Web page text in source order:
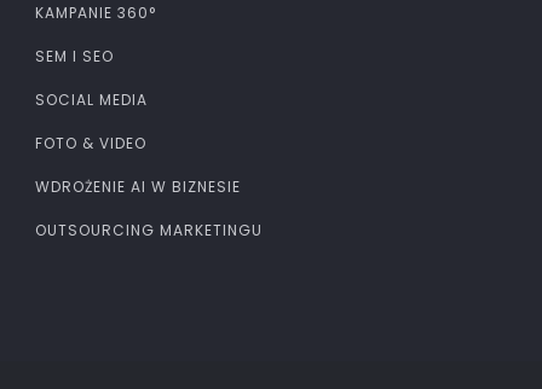
KAMPANIE 360°
SEM I SEO
SOCIAL MEDIA
FOTO & VIDEO
WDROŻENIE AI W BIZNESIE
OUTSOURCING MARKETINGU